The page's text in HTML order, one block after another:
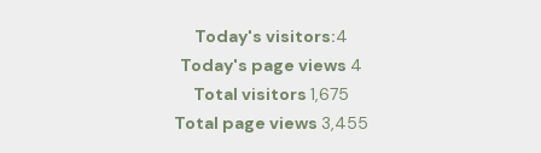
Today's visitors:4
Today's page views 4
Total visitors 1,675
Total page views 3,455